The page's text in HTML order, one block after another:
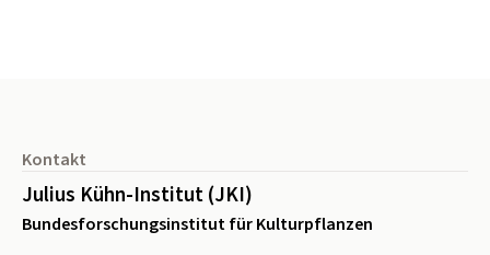
Kontakt
Julius Kühn-Institut (JKI)
Bundesforschungsinstitut für Kulturpflanzen